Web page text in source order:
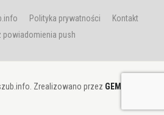
Polityka prywatności
Kontakt
powiadomienia push
Zrealizowano przez GEMBIT